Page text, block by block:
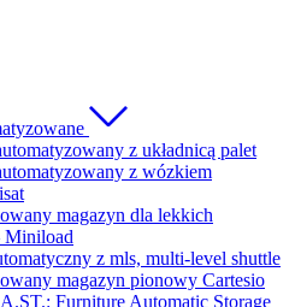
z układnicą palet
z wózkiem
magazyn dla lekkich
Miniload
z mls, multi-level shuttle
magazyn pionowy Cartesio
Furniture Automatic Storage